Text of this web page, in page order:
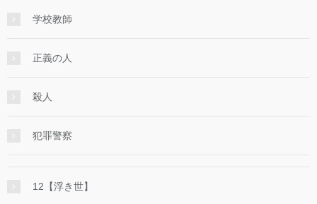
学校教師
正義の人
殺人
犯罪警察
12【浮き世】